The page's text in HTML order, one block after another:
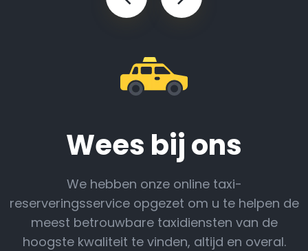
Wees bij ons
We hebben onze online taxi-
reserveringsservice opgezet om u te helpen de
meest betrouwbare taxidiensten van de
hoogste kwaliteit te vinden, altijd en overal.